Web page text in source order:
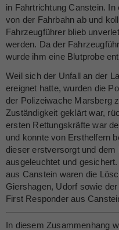
in Fahrtrichtung Canstein.
von der Fahrbahn ab und
Fahrzeugführer blieb
werden. Da der
wurde ihm eine Blutprobe
Weil sich der Unfall an der
ereignet hatte, wurden die
der Polizeiwache Marsberg
Zuständigkeit geklärt war,
ersten Rettungskräfte war
und konnte von Ersthelfern
dieser erstversorgt und dem
ausgeleuchtet und
aus Canstein waren die
Giershagen, Udorf sowie
First Responder aus
In diesem Zusammenhang